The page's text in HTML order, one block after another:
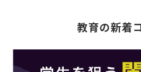
教育の新着